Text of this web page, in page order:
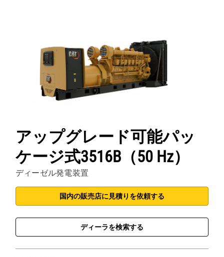
アップグレード可能パッ
ケージ式3516B（50 Hz）
ディーゼル発電装置
国内の販売店に見積りを依頼する
ディーラを検索する